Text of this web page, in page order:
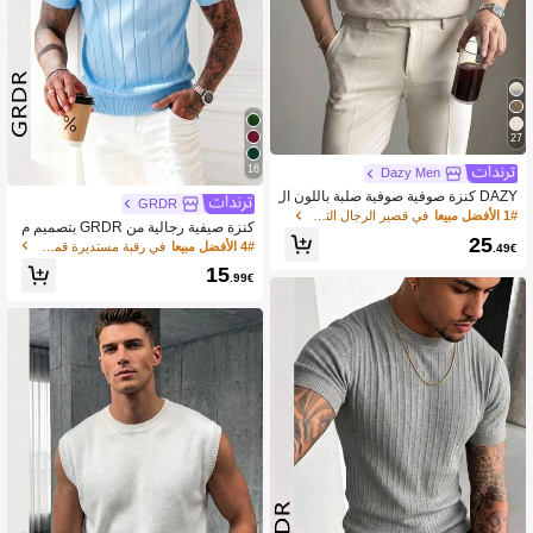
27
Dazy Men
DAZY كنزة صوفية صوفية صلبة باللون ال
مشمشي لقصيرة الرجال لفصل الصيف
1# الأفضل مبيعا
25.49€
16
GRDR
كنزة صيفية رجالية من GRDR بتصميم م
ضلع وقصة فضفاضة وياقة دائرية وخامة م
حبوكة خفيفة الوزن وأكمام قصيرة
4# الأفضل مبيعا
15.99€